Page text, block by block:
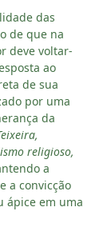
das
de que na
deve voltar-
ao
de sua
por uma
da
religioso,
a
a convicção
ápice em uma